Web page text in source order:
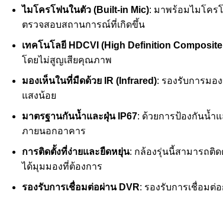
ไมโครโฟนในตัว (Built-in Mic): มาพร้อมไมโคร
ตรวจสอบสถานการณ์ที่เกิดขึ้น
เทคโนโลยี HDCVI (High Definition
โดยไม่สูญเสียคุณภาพ
มองเห็นในที่มืดด้วย IR (Infrared): รองรับการมอ
แสงน้อย
มาตรฐานกันน้ำและฝุ่น IP67: ด้วยการป้องกันน้ำ
ภายนอกอาคาร
การติดตั้งที่ง่ายและยืดหยุ่น: กล้องรุ่นนี้สามารถติ
ได้มุมมองที่ต้องการ
รองรับการเชื่อมต่อผ่าน DVR: รองรับการเชื่อมต่